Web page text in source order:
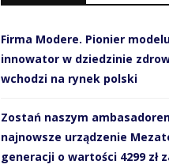
Firma Modere. Pionier
innowator w dziedzinie
wchodzi na rynek polski
Zostań naszym
najnowsze urządzenie
generacji o wartości 4299 zł